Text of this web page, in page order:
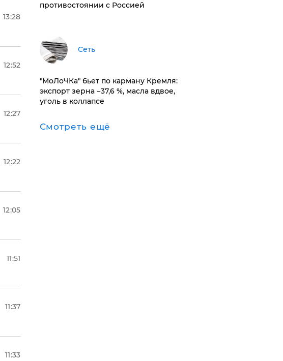
13:28
12:52
12:27
12:22
12:05
11:51
11:37
11:33
противостоянии с Россией
Сеть
​"МоЛоЧКа" бьет по карману Кремля:
экспорт зерна −37,6 %, масла вдвое,
уголь в коллапсе
Смотреть ещё